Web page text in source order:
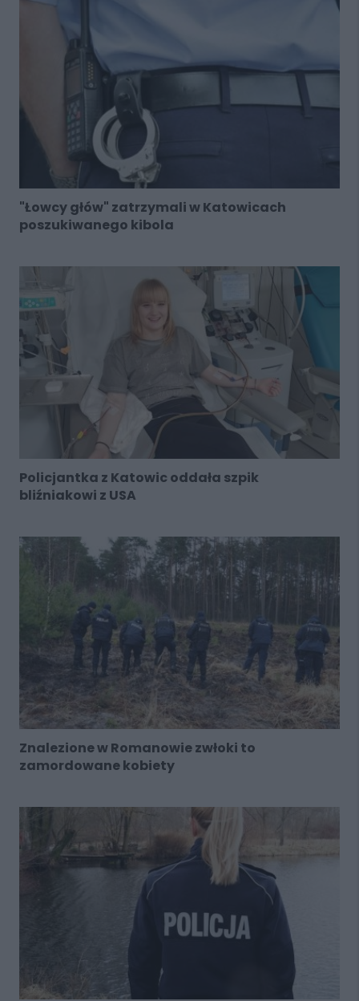
"Łowcy głów" zatrzymali w Katowicach
poszukiwanego kibola
Policjantka z Katowic oddała szpik
bliźniakowi z USA
Znalezione w Romanowie zwłoki to
zamordowane kobiety